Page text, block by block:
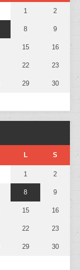
1 2
8 9
15 16
22 23
29 30
L S
1 2
8 9
15 16
22 23
29 30